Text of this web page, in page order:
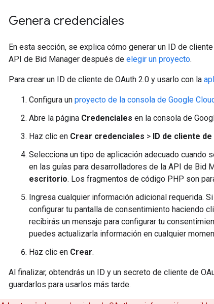
Genera credenciales
En esta sección, se explica cómo generar un ID de
API de Bid Manager después de elegir un proyecto.
Para crear un ID de cliente de OAuth 2.0 y usarlo con la
Configura un proyecto de la consola de Google
Abre la página Credenciales en la consola de
Haz clic en Crear credenciales > ID de cliente de
Selecciona un tipo de aplicación adecuado
en las guías para desarrolladores de la API de Bid
escritorio. Los fragmentos de código PHP son
Ingresa cualquier información adicional requerida.
configurar tu pantalla de consentimiento haciendo
recibirás un mensaje para configurar tu
puedes actualizarla información en cualquier
Haz clic en Crear.
Al finalizar, obtendrás un ID y un secreto de cliente de
guardarlos para usarlos más tarde.